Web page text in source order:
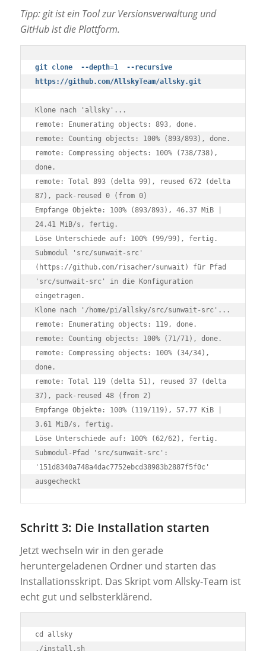
Tipp: git ist ein Tool zur Versionsverwaltung und
GitHub ist die Plattform.
git clone  --depth=1  --recursive
https://github.com/AllskyTeam/allsky.git
Klone nach 'allsky'...
remote: Enumerating objects: 893, done.
remote: Counting objects: 100% (893/893), done.
remote: Compressing objects: 100% (738/738),
done.
remote: Total 893 (delta 99), reused 672 (delta
87), pack-reused 0 (from 0)
Empfange Objekte: 100% (893/893), 46.37 MiB |
24.41 MiB/s, fertig.
Löse Unterschiede auf: 100% (99/99), fertig.
Submodul 'src/sunwait-src'
(https://github.com/risacher/sunwait) für Pfad
'src/sunwait-src' in die Konfiguration
eingetragen.
Klone nach '/home/pi/allsky/src/sunwait-src'...
remote: Enumerating objects: 119, done.
remote: Counting objects: 100% (71/71), done.
remote: Compressing objects: 100% (34/34),
done.
remote: Total 119 (delta 51), reused 37 (delta
37), pack-reused 48 (from 2)
Empfange Objekte: 100% (119/119), 57.77 KiB |
3.61 MiB/s, fertig.
Löse Unterschiede auf: 100% (62/62), fertig.
Submodul-Pfad 'src/sunwait-src':
'151d8340a748a4dac7752ebcd38983b2887f5f0c'
ausgecheckt
Schritt 3: Die Installation starten
Jetzt wechseln wir in den gerade
heruntergeladenen Ordner und starten das
Installationsskript. Das Skript vom Allsky-Team ist
echt gut und selbsterklärend.
cd allsky